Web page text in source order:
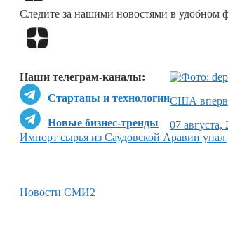
Следите за нашими новостями в удобном
Наши телеграм-каналы:
Стартапы и технологии
Новые бизнес-тренды
США
07 августа,
Импорт сырья из Саудовской Аравии упал
Новости СМИ2